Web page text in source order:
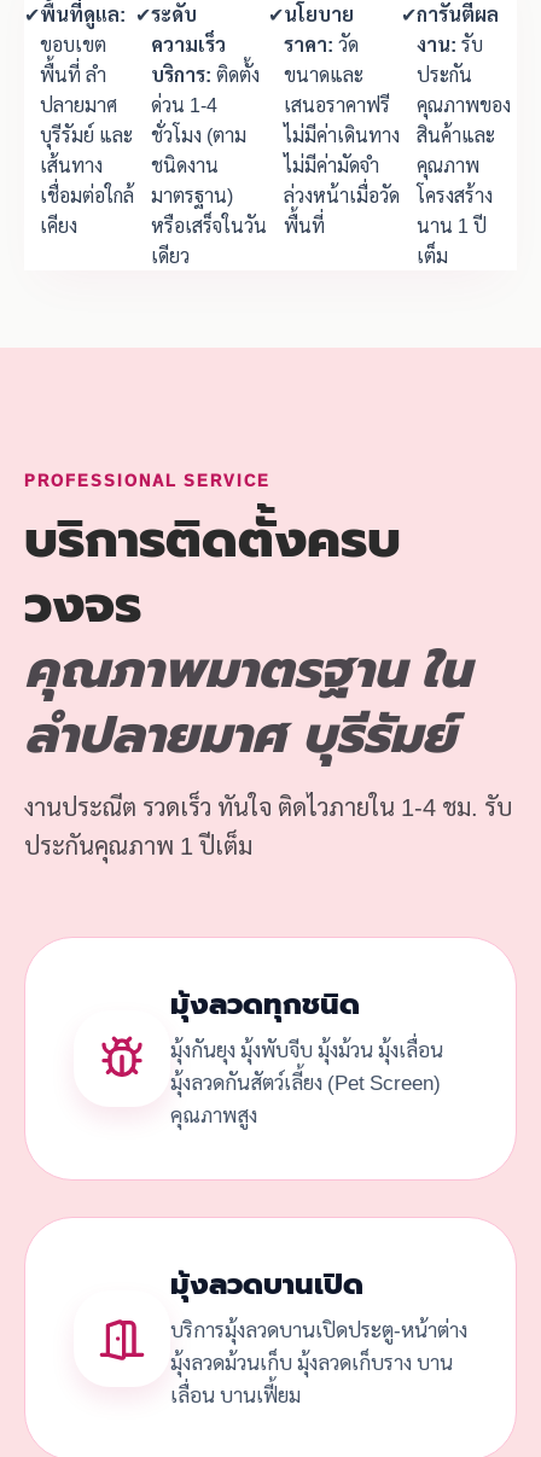
✔พื้นที่ดูแล:
ขอบเขต
พื้นที่ ลำ
ปลายมาศ
บุรีรัมย์ และ
เส้นทาง
เชื่อมต่อใกล้
เคียง
✔ระดับ
ความเร็ว
บริการ: ติดตั้ง
ด่วน 1-4
ชั่วโมง (ตาม
ชนิดงาน
มาตรฐาน)
หรือเสร็จในวัน
เดียว
✔นโยบาย
ราคา: วัด
ขนาดและ
เสนอราคาฟรี
ไม่มีค่าเดินทาง
ไม่มีค่ามัดจำ
ล่วงหน้าเมื่อวัด
พื้นที่
✔การันตีผล
งาน: รับ
ประกัน
คุณภาพของ
สินค้าและ
คุณภาพ
โครงสร้าง
นาน 1 ปี
เต็ม
PROFESSIONAL SERVICE
บริการติดตั้งครบ
วงจร
คุณภาพมาตรฐาน ใน
ลำปลายมาศ บุรีรัมย์
งานประณีต รวดเร็ว ทันใจ ติดไวภายใน 1-4 ชม. รับ
ประกันคุณภาพ 1 ปีเต็ม
มุ้งลวดทุกชนิด
มุ้งกันยุง มุ้งพับจีบ มุ้งม้วน มุ้งเลื่อน
มุ้งลวดกันสัตว์เลี้ยง (Pet Screen)
คุณภาพสูง
มุ้งลวดบานเปิด
บริการมุ้งลวดบานเปิดประตู-หน้าต่าง
มุ้งลวดม้วนเก็บ มุ้งลวดเก็บราง บาน
เลื่อน บานเฟี้ยม